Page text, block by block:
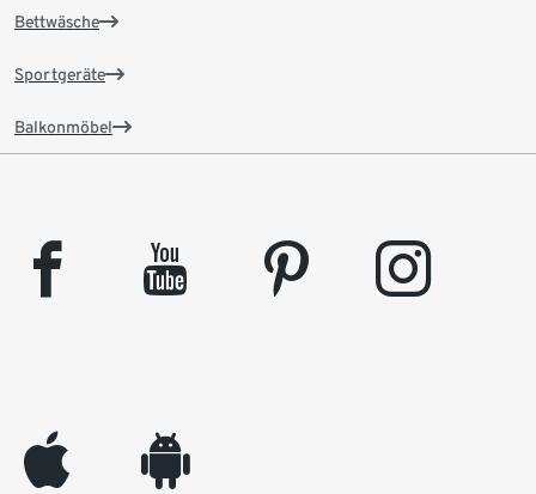
Bettwäsche
Sportgeräte
Balkonmöbel
facebook youtube pinterest instagram
appleinc android